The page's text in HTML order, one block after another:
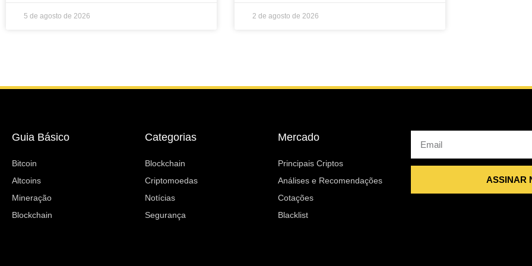
5 de agosto de 2026 2 de agosto de 2026
Guia Básico
Bitcoin
Altcoins
Mineração
Blockchain
Categorias
Blockchain
Criptomoedas
Notícias
Segurança
Mercado
Principais Criptos
Análises e Recomendações
Cotações
Blacklist
ASSINAR